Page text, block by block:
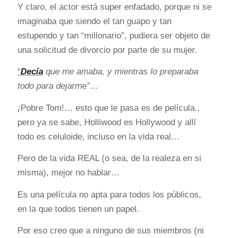
Y claro, el actor está super enfadado, porque ni se
imaginaba que siendo el tan guapo y tan
estupendo y tan “millonario”, pudiera ser objeto de
una solicitud de divorcio por parte de su mujer.
“Decíaque me amaba, y mientras lo preparaba
todo para dejarme”…
¡Pobre Tom!… esto que le pasa es de película.,
pero ya se sabe, Holliwood es Hollywood y allí
todo es celuloide, incluso en la vida real…
Pero de la vida REAL (o sea, de la realeza en si
misma), mejor no hablar…
Es una película no apta para todos los públicos,
en la que todos tienen un papel.
Por eso creo que a ninguno de sus miembros (ni